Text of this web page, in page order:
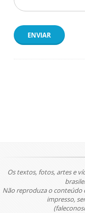
ENVIAR
Os textos, fotos, artes e
Não reproduza o conteúdo
impresso,